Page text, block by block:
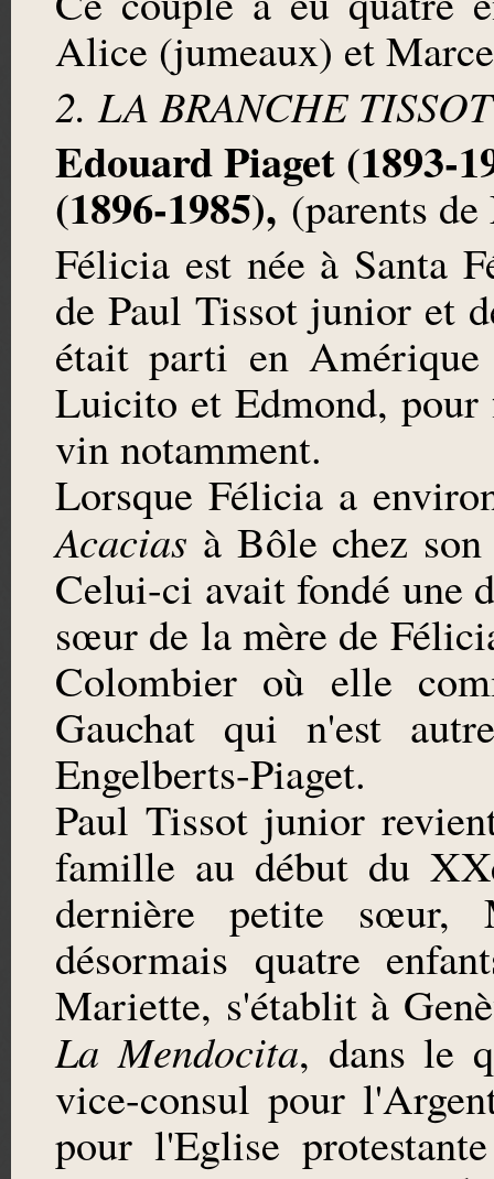
Alice (jumeaux) et
2. LA BRANCHE TISSOT
Edouard Piaget (1893-
(1896-1985),(parents
Félicia est née à Santa
de Paul Tissot junior et
était parti en
Luicito et Edmond, pour
vin notamment.
Lorsque Félicia a
Acacias à Bôle chez
Celui-ci avait fondé une
sœur de la mère de
Colombier où elle
Gauchat qui n'est
Engelberts-Piaget.
Paul Tissot junior
famille au début du
dernière petite
désormais quatre
Mariette, s'établit à
La Mendocita, dans le
vice-consul pour
pour l'Eglise